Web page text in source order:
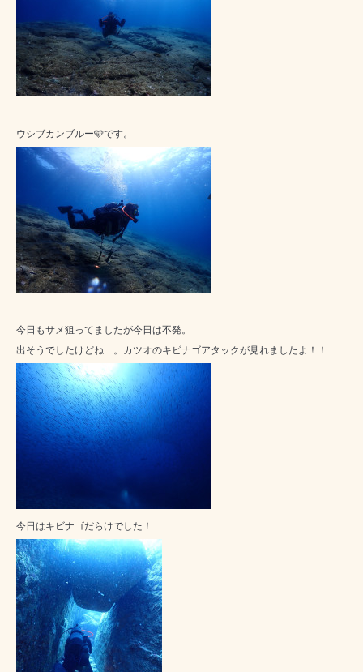
ウシブカンブルー🩵です。
今日もサメ狙ってましたが今日は不発。
出そうでしたけどね…。カツオのキビナゴアタックが見れましたよ！！
今日はキビナゴだらけでした！